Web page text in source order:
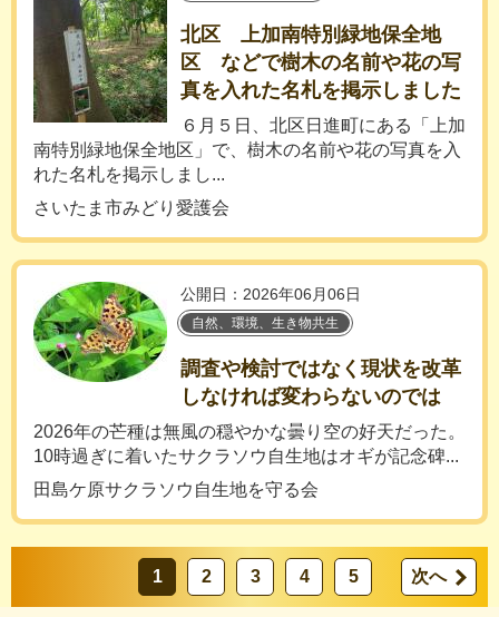
北区 上加南特別緑地保全地
区 などで樹木の名前や花の写
真を入れた名札を掲示しました
６月５日、北区日進町にある「上加
南特別緑地保全地区」で、樹木の名前や花の写真を入
れた名札を掲示しまし...
さいたま市みどり愛護会
公開日：2026年06月06日
自然、環境、生き物共生
調査や検討ではなく現状を改革
しなければ変わらないのでは
2026年の芒種は無風の穏やかな曇り空の好天だった。
10時過ぎに着いたサクラソウ自生地はオギが記念碑...
田島ケ原サクラソウ自生地を守る会
1 2 3 4 5 次へ